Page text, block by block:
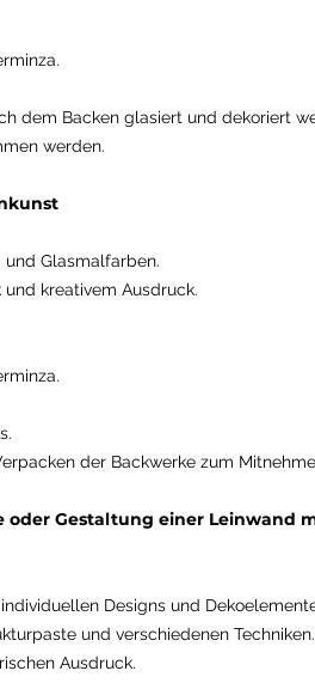
dem Backen glasiert und dekoriert
werden.
Glasmalfarben.
kreativem Ausdruck.
der Backwerke zum
oder Gestaltung einer Leinwand
Designs und
und verschiedenen
Ausdruck.